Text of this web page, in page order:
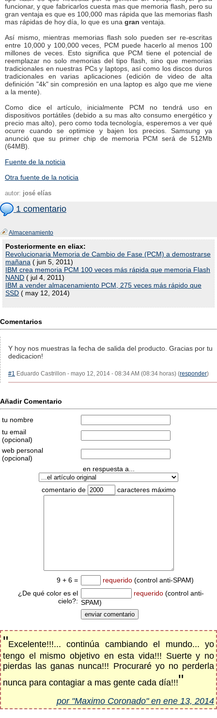
funcionar, y que fabricarlos cuesta mas que memoria flash, pero su
gran ventaja es que es 100,000 mas rápida que las memorias flash
mas rápidas de hoy día, lo que es una gran ventaja.
Así mismo, mientras memorias flash solo pueden ser re-escritas
entre 10,000 y 100,000 veces, PCM puede hacerlo al menos 100
millones de veces. Esto significa que PCM tiene el potencial de
reemplazar no solo memorias del tipo flash, sino que memorias
tradicionales en nuestras PCs y laptops, así como los discos duros
tradicionales en varias aplicaciones (edición de video de alta
definición "4k" sin compresión en una laptop es algo que me viene
a la mente).
Como dice el artículo, inicialmente PCM no tendrá uso en
dispositivos portátiles (debido a su mas alto consumo energético y
precio mas alto), pero como toda tecnología, esperemos a ver qué
ocurre cuando se optimice y bajen los precios. Samsung ya
anunció que su primer chip de memoria PCM será de 512Mb
(64MB).
Fuente de la noticia
Otra fuente de la noticia
autor: josé elías
1 comentario
Almacenamiento
Posteriormente en eliax:
Revolucionaria Memoria de Cambio de Fase (PCM) a demostrarse
mañana ( jun 5, 2011)
IBM crea memoria PCM 100 veces más rápida que memoria Flash
NAND ( jul 4, 2011)
IBM a vender almacenamiento PCM, 275 veces más rápido que
SSD ( may 12, 2014)
Comentarios
Y hoy nos muestras la fecha de salida del producto. Gracias por tu
dedicacion!
#1 Eduardo Castrillon - mayo 12, 2014 - 08:34 AM (08:34 horas) (responder)
Añadir Comentario
tu nombre
tu email
(opcional)
web personal
(opcional)
en respuesta a...
comentario de caracteres máximo
9 + 6 = requerido (control anti-SPAM)
¿De qué color es el
cielo?:
requerido (control anti-
SPAM)
"Excelente!!!... continúa cambiando el mundo... yo
tengo el mismo objetivo en esta vida!!! Suerte y no
pierdas las ganas nunca!!! Procuraré yo no perderla
nunca para contagiar a mas gente cada día!!!"
por "Maximo Coronado" en ene 13, 2014